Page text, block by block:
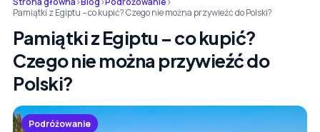
Pamiątki z Egiptu – co kupić? Czego nie można przywieźć do Polski?
Pamiątki z Egiptu – co kupić?
Czego nie można przywieźć do
Polski?
Podróżowanie